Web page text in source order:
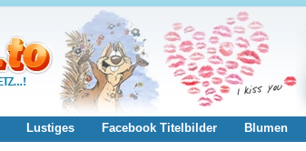
Lustiges Facebook Titelbilder Blumen